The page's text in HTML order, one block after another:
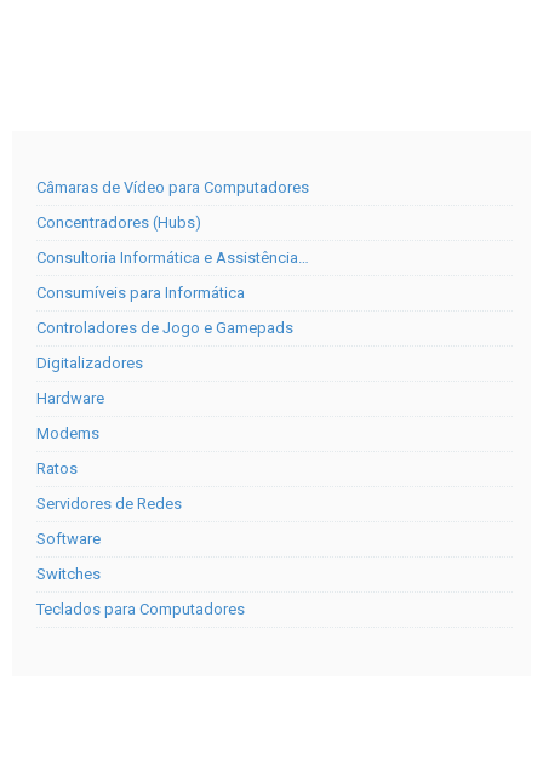
Câmaras de Vídeo para Computadores
Concentradores (Hubs)
Consultoria Informática e Assistência…
Consumíveis para Informática
Controladores de Jogo e Gamepads
Digitalizadores
Hardware
Modems
Ratos
Servidores de Redes
Software
Switches
Teclados para Computadores